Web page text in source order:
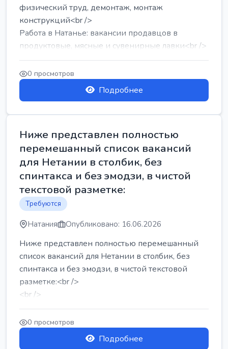
физический труд, демонтаж, монтаж
конструкций<br />
Работа в Натанье: вакансии продавцов в
продуктовые, мясные и сувенирные лавки<br />
Разнорабочий на сборку м...
0 просмотров
Подробнее
Ниже представлен полностью
перемешанный список вакансий
для Нетании в столбик, без
спинтакса и без эмодзи, в чистой
текстовой разметке:
Требуются
Натания Опубликовано: 16.06.2026
Ниже представлен полностью перемешанный
список вакансий для Нетании в столбик, без
спинтакса и без эмодзи, в чистой текстовой
разметке:<br />
<br />
Работа в Нетании на мебельном производстве:
требу...
0 просмотров
Подробнее